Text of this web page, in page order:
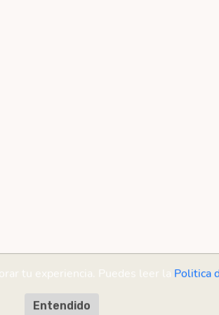
tu experiencia. Puedes leer la Politica
Entendido